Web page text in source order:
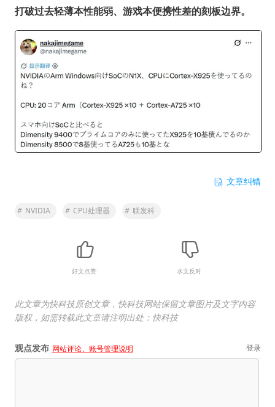
打破过去轻薄本性能弱、游戏本便携性差的刻板边界。
文章纠错
# NVIDIA # CPU处理器 # 联发科
好文点赞 水文反对
此文章为快科技原创文章，快科技网站保留文章图片及文字内容
版权，如需转载此文章请注明出处：快科技
观点发布 网站评论、账号管理说明 登录